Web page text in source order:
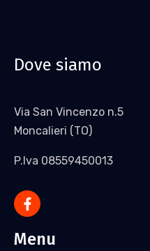
Dove siamo
Via San Vincenzo n.5
Moncalieri (TO)
P.Iva 08559450013
Menu